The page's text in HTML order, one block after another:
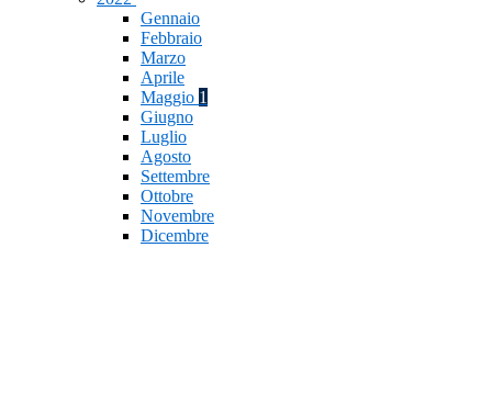
Gennaio
Febbraio
Marzo
Aprile
Maggio 1
Giugno
Luglio
Agosto
Settembre
Ottobre
Novembre
Dicembre